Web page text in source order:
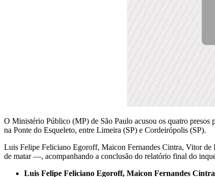
O Ministério Público (MP) de São Paulo acusou os quatro presos
na Ponte do Esqueleto, entre Limeira (SP) e Cordeirópolis (SP).
Luis Felipe Feliciano Egoroff, Maicon Fernandes Cintra, Vitor
de matar —, acompanhando a conclusão do relatório final do
Luis Felipe Feliciano Egoroff, Maicon Fernandes